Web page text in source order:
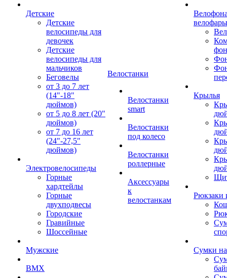
Детские
Детские
велосипеды для
девочек
Детские
велосипеды для
мальчиков
Беговелы
от 3 до 7 лет
(14"-18"
дюймов)
от 5 до 8 лет (20"
дюймов)
от 7 до 16 лет
(24"-27,5"
дюймов)
Электровелосипеды
Горные
хардтейлы
Горные
двухподвесы
Городские
Гравийные
Шоссейные
Мужские
BMX
Велостанки
Велостанки
smart
Велостанки
под колесо
Велостанки
роллерные
Аксессуары
к
велостанкам
велофары
Крылья
Рюкзаки
Сумки